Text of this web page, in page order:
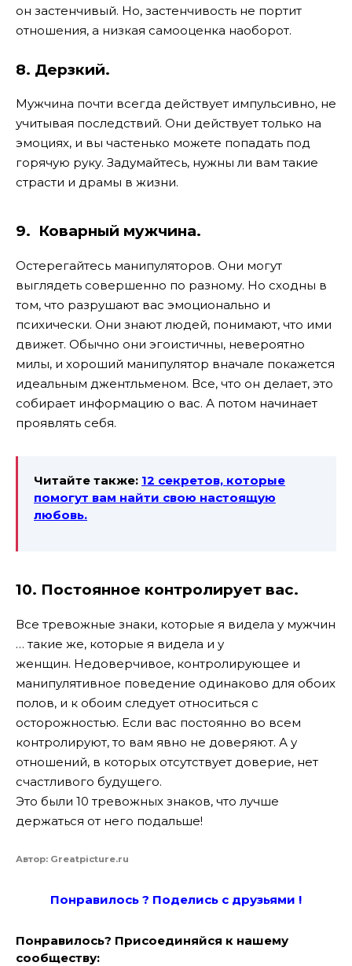
он застенчивый. Но, застенчивость не портит
отношения, а низкая самооценка наоборот.
8. Дерзкий.
Мужчина почти всегда действует импульсивно, не
учитывая последствий. Они действует только на
эмоциях, и вы частенько можете попадать под
горячую руку. Задумайтесь, нужны ли вам такие
страсти и драмы в жизни.
9. Коварный мужчина.
Остерегайтесь манипуляторов. Они могут
выглядеть совершенно по разному. Но сходны в
том, что разрушают вас эмоционально и
психически. Они знают людей, понимают, что ими
движет. Обычно они эгоистичны, невероятно
милы, и хороший манипулятор вначале покажется
идеальным джентльменом. Все, что он делает, это
собирает информацию о вас. А потом начинает
проявлять себя.
Читайте также: 12 секретов, которые
помогут вам найти свою настоящую
любовь.
10. Постоянное контролирует вас.
Все тревожные знаки, которые я видела у мужчин
… такие же, которые я видела и у
женщин. Недоверчивое, контролирующее и
манипулятивное поведение одинаково для обоих
полов, и к обоим следует относиться с
осторожностью. Если вас постоянно во всем
контролируют, то вам явно не доверяют. А у
отношений, в которых отсутствует доверие, нет
счастливого будущего.
Это были 10 тревожных знаков, что лучше
держаться от него подальше!
Автор: Greatpicture.ru
Понравилось ? Поделись с друзьями !
Понравилось? Присоединяйся к нашему
сообществу: